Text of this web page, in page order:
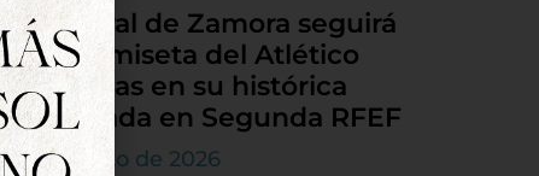
Caja Rural de Zamora seguirá
en la camiseta del Atlético
Tordesillas en su histórica
temporada en Segunda RFEF
7 de agosto de 2026